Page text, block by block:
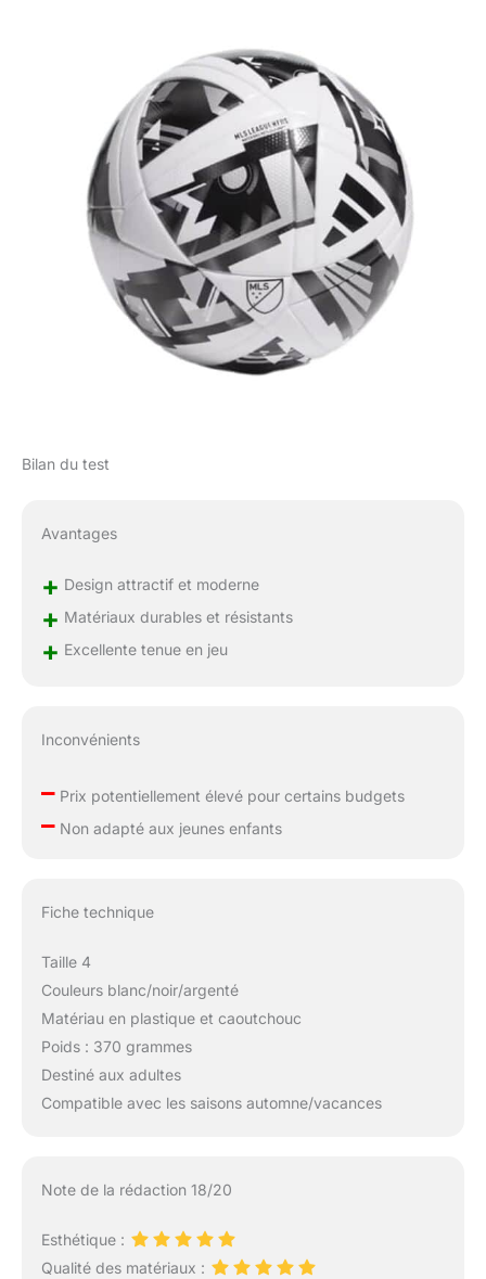
Bilan du test
Avantages
+ Design attractif et moderne
+ Matériaux durables et résistants
+ Excellente tenue en jeu
Inconvénients
–Prix potentiellement élevé pour certains budgets
–Non adapté aux jeunes enfants
Fiche technique
Taille 4
Couleurs blanc/noir/argenté
Matériau en plastique et caoutchouc
Poids : 370 grammes
Destiné aux adultes
Compatible avec les saisons automne/vacances
Note de la rédaction 18/20
Esthétique :
Qualité des matériaux :